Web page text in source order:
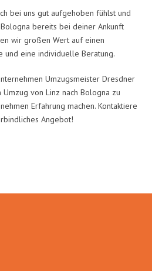
bei uns gut aufgehoben fühlst und
bereits bei deiner Ankunft
wir großen Wert auf einen
und eine individuelle Beratung.
Umzugsmeister Dresdner
von Linz nach Bologna zu
Erfahrung machen. Kontaktiere
Angebot!